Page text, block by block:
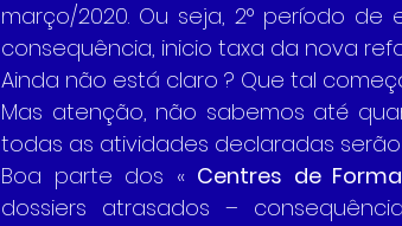
março/2020. Ou seja, 2° período
consequência, inicio taxa da nova
Ainda não está claro ? Que tal
Mas atenção, não sabemos até
todas as atividades declaradas
Boa parte dos « Centres de
dossiers atrasados –